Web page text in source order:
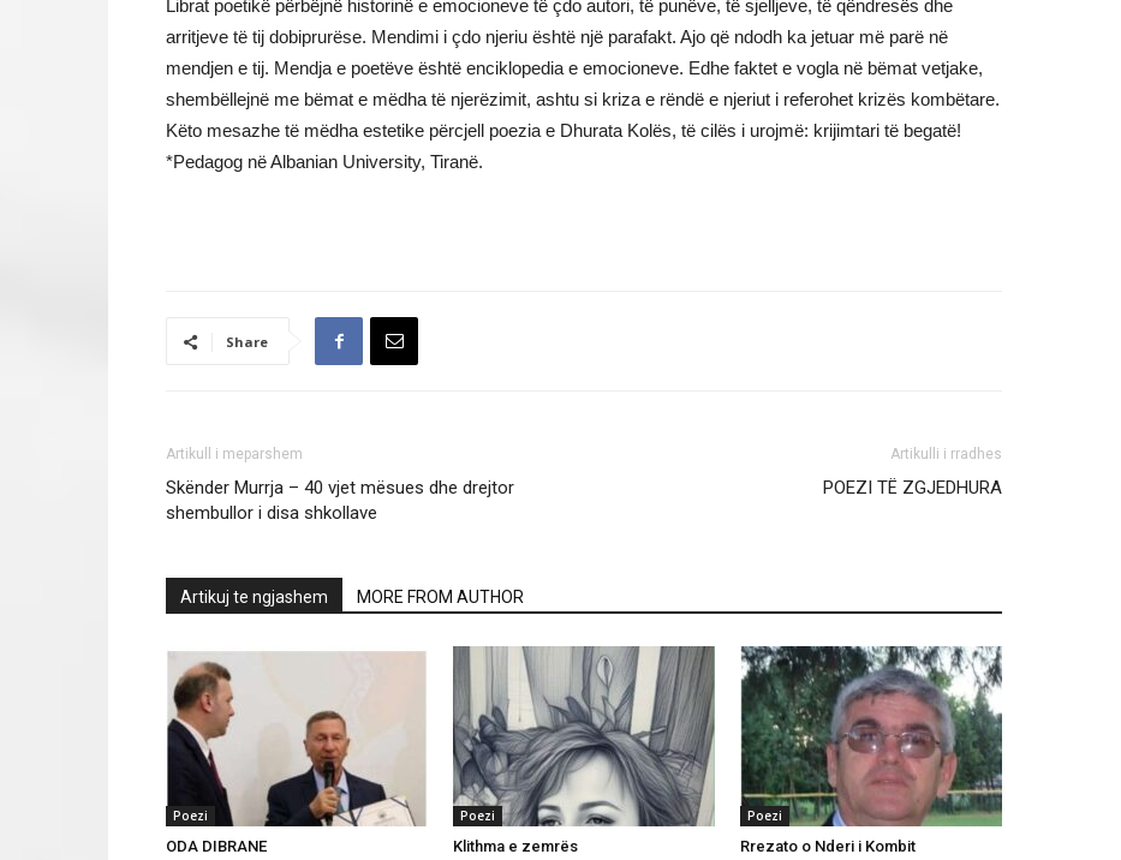
Librat poetikë përbëjnë historinë e emocioneve të çdo autori, të punëve, të sjelljeve, të qëndresës dhe
arritjeve të tij dobiprurëse. Mendimi i çdo njeriu është një parafakt. Ajo që ndodh ka jetuar më parë në
mendjen e tij. Mendja e poetëve është enciklopedia e emocioneve. Edhe faktet e vogla në bëmat vetjake,
shembëllejnë me bëmat e mëdha të njerëzimit, ashtu si kriza e rëndë e njeriut i referohet krizës kombëtare.
Këto mesazhe të mëdha estetike përcjell poezia e Dhurata Kolës, të cilës i urojmë: krijimtari të begatë!
*Pedagog në Albanian University, Tiranë.
Share
Artikull i meparshem
Skënder Murrja – 40 vjet mësues dhe drejtor
shembullor i disa shkollave
Artikulli i rradhes
POEZI TË ZGJEDHURA
Artikuj te ngjashem MORE FROM AUTHOR
Poezi
ODA DIBRANE
Poezi
Klithma e zemrës
Poezi
Rrezato o Nderi i Kombit